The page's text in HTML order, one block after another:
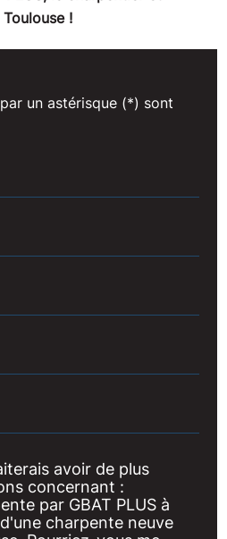
!
un astérisque (*) sont